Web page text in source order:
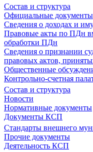
Состав и структура
Официальные документы
Сведения о доходах и
Правовые акты по ПДн
обработки ПДн
Сведения о признании
правовых актов,
Общественные
Контрольно-счетная
Состав и структура
Новости
Нормативные документы
Документы КСП
Стандарты внешнего
Прочие документы
Деятельность КСП